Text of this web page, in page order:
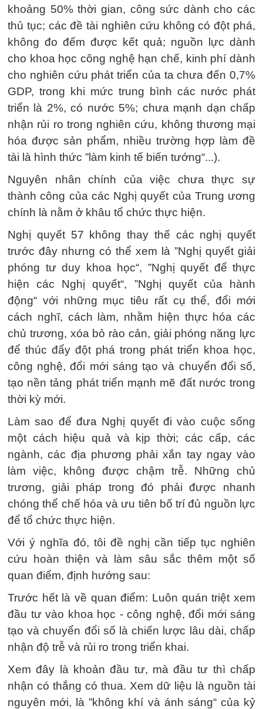
khoảng 50% thời gian, công sức dành cho các
thủ tục; các đề tài nghiên cứu không có đột phá,
không đo đếm được kết quả; nguồn lực dành
cho khoa học công nghệ hạn chế, kinh phí dành
cho nghiên cứu phát triển của ta chưa đến 0,7%
GDP, trong khi mức trung bình các nước phát
triển là 2%, có nước 5%; chưa mạnh dạn chấp
nhận rủi ro trong nghiên cứu, không thương mại
hóa được sản phẩm, nhiều trường hợp làm đề
tài là hình thức ”làm kinh tế biến tướng“...).
Nguyên nhân chính của việc chưa thực sự
thành công của các Nghị quyết của Trung ương
chính là nằm ở khâu tổ chức thực hiện.
Nghị quyết 57 không thay thế các nghị quyết
trước đây nhưng có thể xem là ”Nghị quyết giải
phóng tư duy khoa học“, ”Nghị quyết để thực
hiện các Nghị quyết“, ”Nghị quyết của hành
động“ với những mục tiêu rất cụ thể, đổi mới
cách nghĩ, cách làm, nhằm hiện thực hóa các
chủ trương, xóa bỏ rào cản, giải phóng năng lực
để thúc đẩy đột phá trong phát triển khoa học,
công nghệ, đổi mới sáng tạo và chuyển đổi số,
tạo nền tảng phát triển mạnh mẽ đất nước trong
thời kỳ mới.
Làm sao để đưa Nghị quyết đi vào cuộc sống
một cách hiệu quả và kịp thời; các cấp, các
ngành, các địa phương phải xắn tay ngay vào
làm việc, không được chậm trễ. Những chủ
trương, giải pháp trong đó phải được nhanh
chóng thể chế hóa và ưu tiên bố trí đủ nguồn lực
để tổ chức thực hiện.
Với ý nghĩa đó, tôi đề nghị cần tiếp tục nghiên
cứu hoàn thiện và làm sâu sắc thêm một số
quan điểm, định hướng sau:
Trước hết là về quan điểm: Luôn quán triệt xem
đầu tư vào khoa học - công nghệ, đổi mới sáng
tạo và chuyển đổi số là chiến lược lâu dài, chấp
nhận độ trễ và rủi ro trong triển khai.
Xem đây là khoản đầu tư, mà đầu tư thì chấp
nhận có thắng có thua. Xem dữ liệu là nguồn tài
nguyên mới, là ”không khí và ánh sáng“ của kỷ